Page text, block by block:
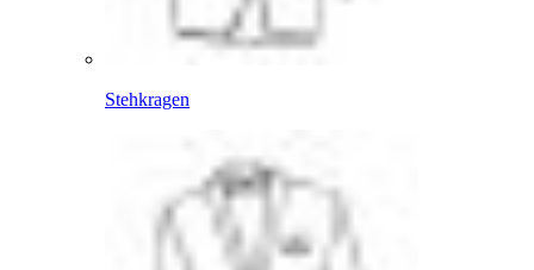
Stehkragen